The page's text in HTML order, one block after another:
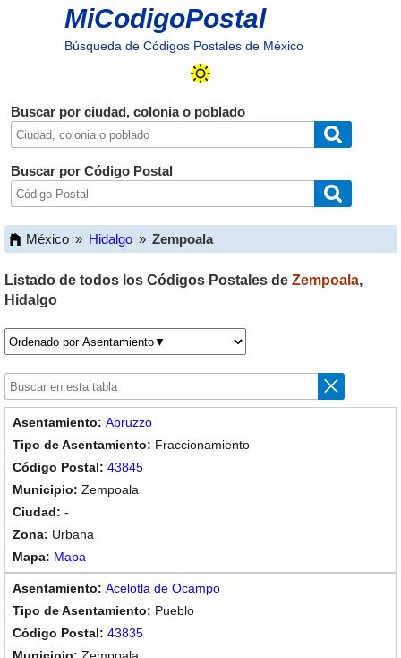
MiCodigoPostal
Búsqueda de Códigos Postales de México
Buscar por ciudad, colonia o poblado
Buscar por Código Postal
México » Hidalgo » Zempoala
Listado de todos los Códigos Postales de Zempoala,
Hidalgo
Abruzzo
Fraccionamiento
43845
Zempoala
-
Urbana
Mapa
Acelotla de Ocampo
Pueblo
43835